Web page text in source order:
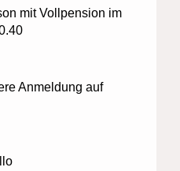
mit Vollpension im
Anmeldung auf